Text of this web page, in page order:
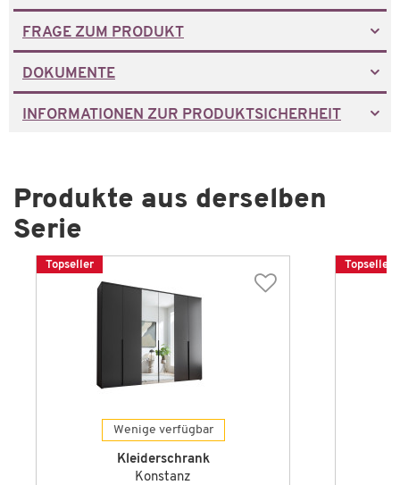
FRAGE ZUM PRODUKT
DOKUMENTE
INFORMATIONEN ZUR PRODUKTSICHERHEIT
Produkte aus derselben
Serie
Topseller
Wenige verfügbar
Kleiderschrank
Konstanz
Topseller